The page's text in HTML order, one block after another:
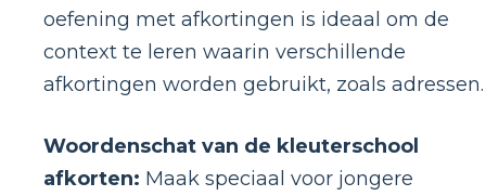
oefening met afkortingen is ideaal om de
context te leren waarin verschillende
afkortingen worden gebruikt, zoals adressen.
Woordenschat van de kleuterschool
afkorten: Maak speciaal voor jongere